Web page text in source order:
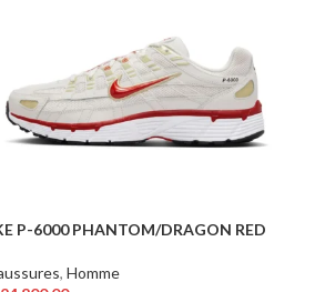
P-6000 PHANTOM/DRAGON RED
, Homme